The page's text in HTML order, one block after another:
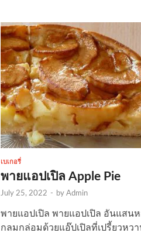
เบเกอรี่
พายแอปเปิล Apple Pie
July 25, 2022 - by Admin
พายแอปเปิล พายแอปเปิล อันแสน
กลมกล่อมด้วยแอ๊ปเปิลที่เปรี้ยวหว